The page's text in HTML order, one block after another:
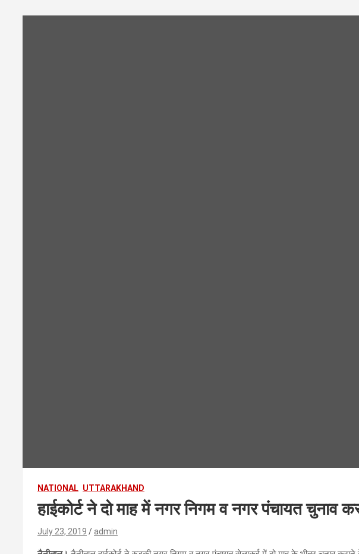
NATIONAL UTTARAKHAND
हाईकोर्ट ने दो माह में नगर निगम व नगर पंचायत चुनाव
July 23, 2019 admin